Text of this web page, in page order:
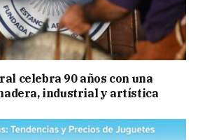
celebra 90 años con una
industrial y artística